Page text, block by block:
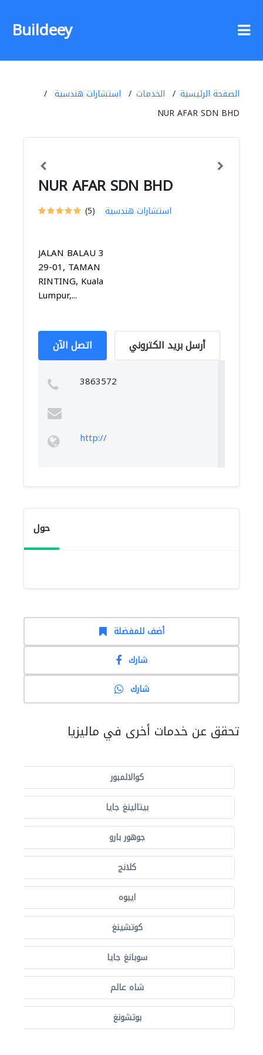
Buildeey
الصفحة الرئيسية الخدمات
استشارات هندسية
NUR AFAR SDN BHD
NUR AFAR SDN BHD
(5) استشارات هندسية
JALAN BALAU 3
29-01, TAMAN
RINTING, Kuala
Lumpur,...
اتصل الآن أرسل بريد الكتروني
3863572
http://
حول
أضف للمفضلة
شارك
شارك
تحقق عن خدمات أخرى في ماليزيا
كوالالمبور
بيتالينغ جايا
جوهور بارو
كلانج
ايبوه
كوتشينغ
سوبانغ جايا
شاه عالم
بوتشونغ